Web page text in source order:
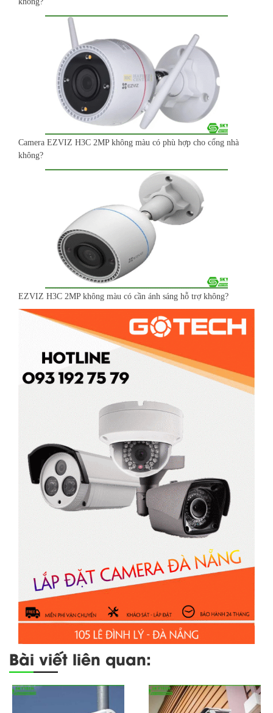
Camera EZVIZ H3C 2MP không màu có phù hợp cho cổng nhà
không?
EZVIZ H3C 2MP không màu có cần ánh sáng hỗ trợ không?
Bài viết liên quan: